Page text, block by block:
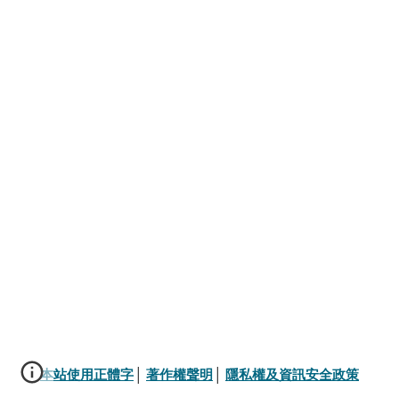
本站使用正體字 著作權聲明 隱私權及資訊安全政策